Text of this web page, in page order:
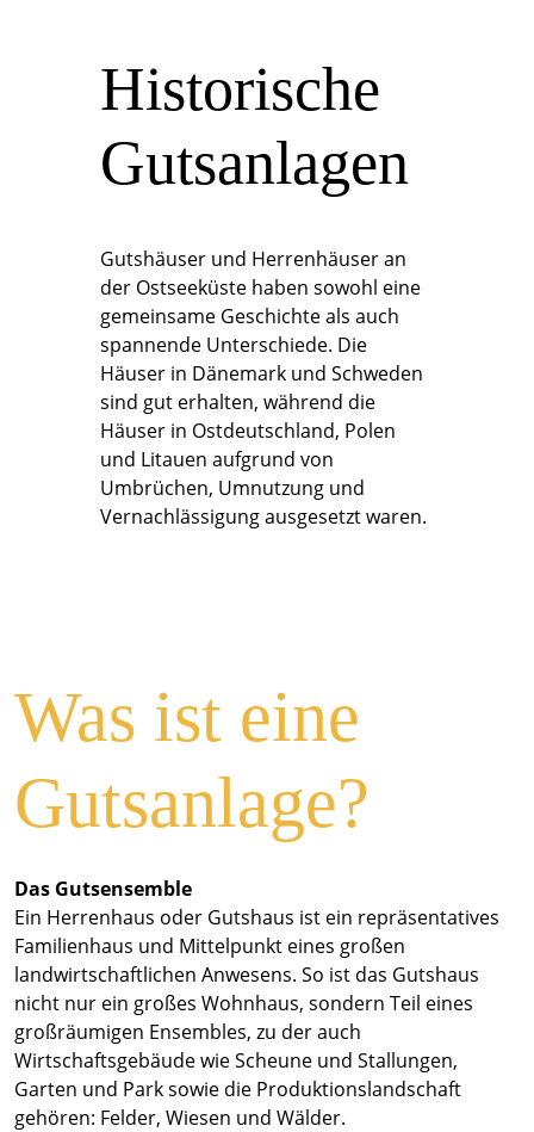
Historische
Gutsanlagen
Gutshäuser und Herrenhäuser an
der Ostseeküste haben sowohl eine
gemeinsame Geschichte als auch
spannende Unterschiede. Die
Häuser in Dänemark und Schweden
sind gut erhalten, während die
Häuser in Ostdeutschland, Polen
und Litauen aufgrund von
Umbrüchen, Umnutzung und
Vernachlässigung ausgesetzt waren.
Was ist eine
Gutsanlage?
Das Gutsensemble
Ein Herrenhaus oder Gutshaus ist ein repräsentatives
Familienhaus und Mittelpunkt eines großen
landwirtschaftlichen Anwesens. So ist das Gutshaus
nicht nur ein großes Wohnhaus, sondern Teil eines
großräumigen Ensembles, zu der auch
Wirtschaftsgebäude wie Scheune und Stallungen,
Garten und Park sowie die Produktionslandschaft
gehören: Felder, Wiesen und Wälder.